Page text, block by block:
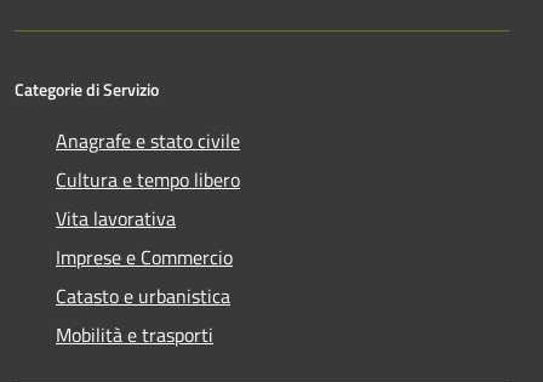
Categorie di Servizio
Anagrafe e stato civile
Cultura e tempo libero
Vita lavorativa
Imprese e Commercio
Catasto e urbanistica
Mobilità e trasporti